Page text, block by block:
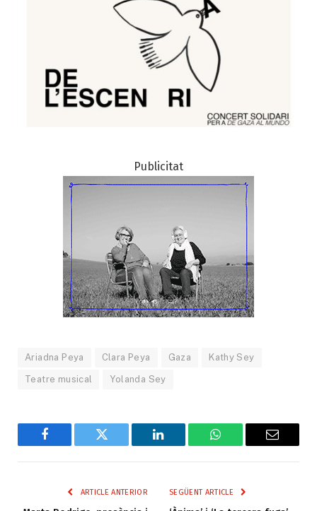
Publicitat
Ariadna Peya Clara Peya Gaza Kathy Sey
Teatre musical Yolanda Sey
Facebook Twitter LinkedIn WhatsAppEmail
ARTICLE ANTERIOR SEGÜENT ARTICLE